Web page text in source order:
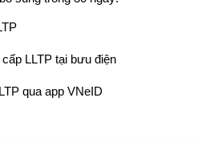
LLTP tại bưu điện
qua app VNeID